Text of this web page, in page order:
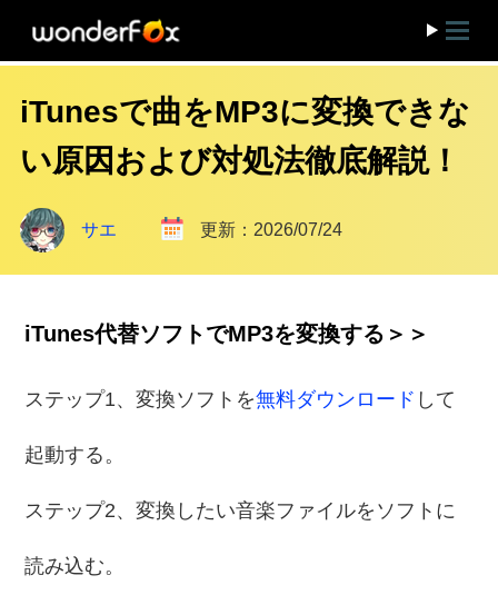
iTunesで曲をMP3に変換できな
い原因および対処法徹底解説！
サエ 更新：2026/07/24
iTunes代替ソフトでMP3を変換する＞＞
ステップ1、変換ソフトを無料ダウンロード して
起動する。
ステップ2、変換したい音楽ファイルをソフトに
読み込む。